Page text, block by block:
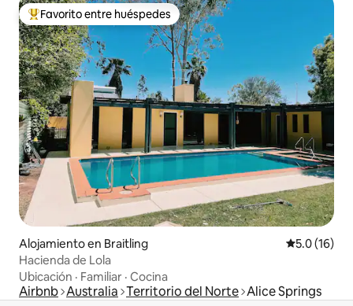
Favorito entre huéspedes preferido
Favorito entre huéspedes
Alojamiento en Braitling Calificación
5.0 (16)
Hacienda de Lola
Ubicación · Familiar · Cocina
Airbnb Australia Territorio del Norte Alice Springs